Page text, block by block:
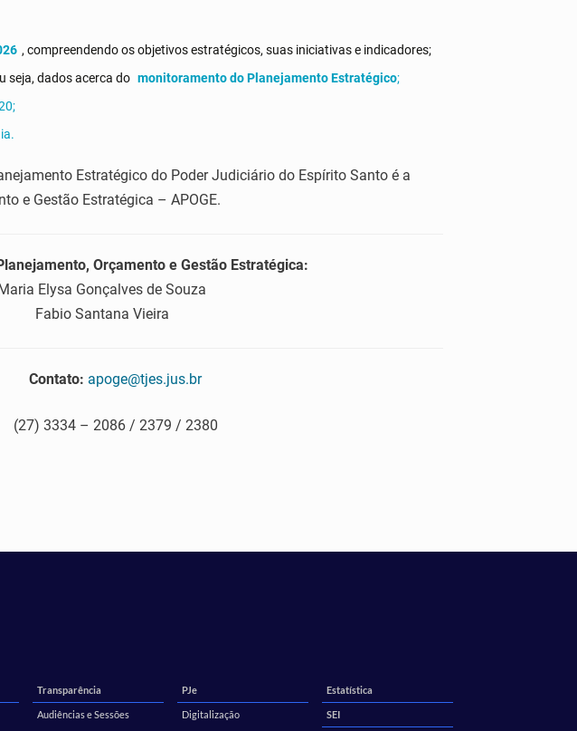
, compreendendo os objetivos estratégicos, suas iniciativas e indicadores;
seja, dados acerca do monitoramento do Planejamento Estratégico;
Estratégico do Poder Judiciário do Espírito Santo é a
e Gestão Estratégica – APOGE.
Orçamento e Gestão Estratégica:
Elysa Gonçalves de Souza
Fabio Santana Vieira
Contato: apoge@tjes.jus.br
(27) 3334 – 2086 / 2379 / 2380
Transparência
Audiências e Sessões
PJe
Digitalização
Estatística
SEI